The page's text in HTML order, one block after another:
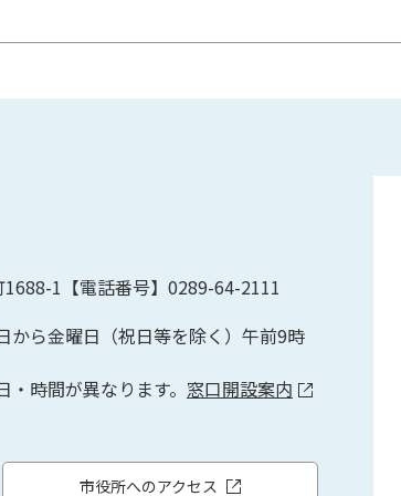
1【電話番号】0289-64-2111
から金曜日（祝日等を除く）午前9時
時間が異なります。 窓口開設案内
市役所へのアクセス